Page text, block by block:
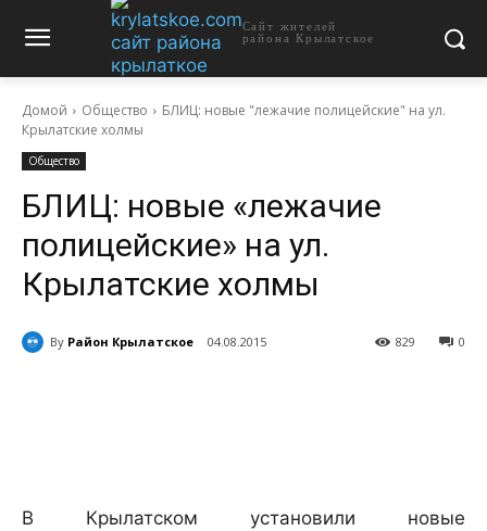
Сайт жителей
района Крылатское
Домой Общество
БЛИЦ: новые "лежачие полицейские" на ул.
Крылатские холмы
Общество
БЛИЦ: новые «лежачие
полицейские» на ул.
Крылатские холмы
By Район Крылатское 04.08.2015 0
829
В Крылатском установили новые